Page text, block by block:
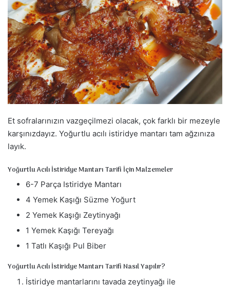
-
p
o
s
t
a
g
ö
n
d
e
e
Et sofralarınızın vazgeçilmezi olacak, çok farklı bir mezeyle
karşınızdayız. Yoğurtlu acılı istiridye mantarı tam ağzınıza
layık.
Yoğurtlu Acılı İstiridye Mantarı Tarifi İçin Malzemeler
6-7 Parça Istiridye Mantarı
4 Yemek Kaşığı Süzme Yoğurt
2 Yemek Kaşığı Zeytinyağı
1 Yemek Kaşığı Tereyağı
1 Tatlı Kaşığı Pul Biber
Yoğurtlu Acılı İstiridye Mantarı Tarifi Nasıl Yapılır?
İstiridye mantarlarını tavada zeytinyağı ile